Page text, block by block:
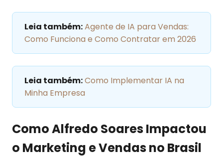
Leia também:Agente de IA para Vendas:
Como Funciona e Como Contratar em 2026
Leia também:Como Implementar IA na
Minha Empresa
Como Alfredo Soares Impactou
o Marketing e Vendas no Brasil